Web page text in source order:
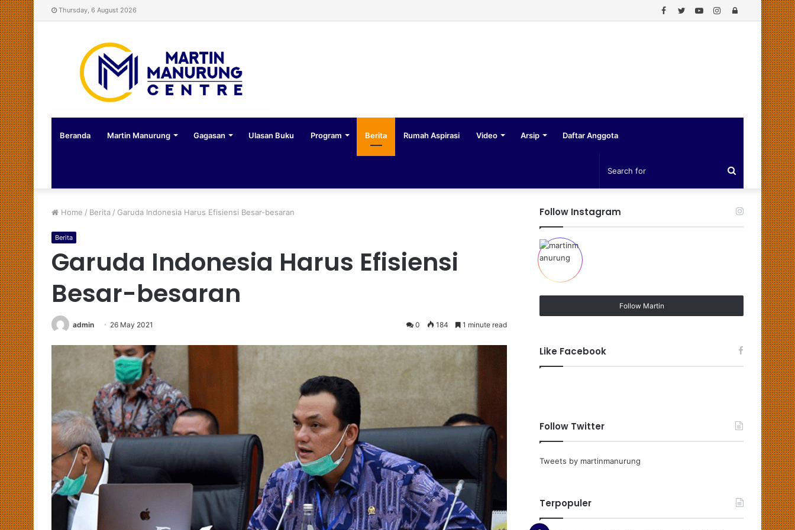
Thursday, 6 August 2026 Log
Instagram
YouTube
Twitter
Facebook
Beranda Martin Manurung Gagasan Ulasan Buku Program Berita Rumah Aspirasi Video Arsip Daftar Anggota
Search
for
Home / Berita / Garuda Indonesia Harus Efisiensi Besar-besaran
Berita
Garuda Indonesia Harus Efisiensi
Besar-besaran
admin 26 May 2021 0 184 1 minute read
Follow Instagram
Follow Martin
Like Facebook
Follow Twitter
Tweets by martinmanurung
Terpopuler